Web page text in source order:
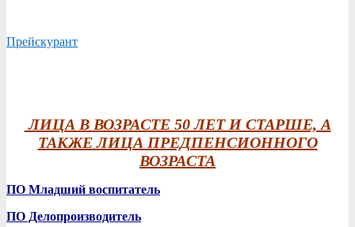
Прейскурант
ЛИЦА В ВОЗРАСТЕ 50 ЛЕТ И СТАРШЕ, А
ТАКЖЕ ЛИЦА ПРЕДПЕНСИОННОГО
ВОЗРАСТА
ПО Младший воспитатель
ПО Делопроизводитель